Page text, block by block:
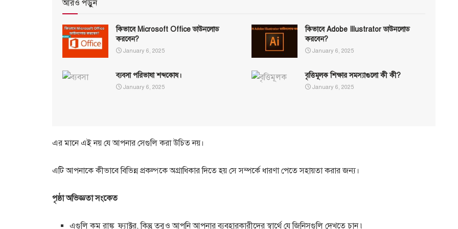
আরও পড়ুন
কিভাবে Microsoft Office ডাউনলোড
করবেন?
January 6, 2025
কিভাবে Adobe Illustrator ডাউনলোড
করবেন?
January 6, 2025
ব্যবসা পরিভাষা শব্দকোষ।
January 6, 2025
বৃত্তিমূলক শিক্ষার সমস্যাগুলো কী কী?
January 6, 2025
এর মানে এই নয় যে আপনার সেগুলি করা উচিত নয়।
এটি আপনাকে কীভাবে বিভিন্ন প্রকল্পকে অগ্রাধিকার দিতে হয় সে সম্পর্কে ধারণা পেতে সহায়তা করার জন্য।
পৃষ্ঠা অভিজ্ঞতা সংকেত
এগুলি কম রাঙ্ক ফ্যাক্টর, কিন্তু তবুও আপনি আপনার ব্যবহারকারীদের স্বার্থে যে জিনিসগুলি দেখতে চান ৷